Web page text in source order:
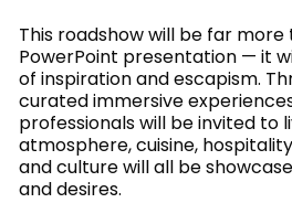
This roadshow will be far more
PowerPoint presentation — it
of inspiration and escapism.
curated immersive
professionals will be invited to
atmosphere, cuisine,
and culture will all be
and desires.